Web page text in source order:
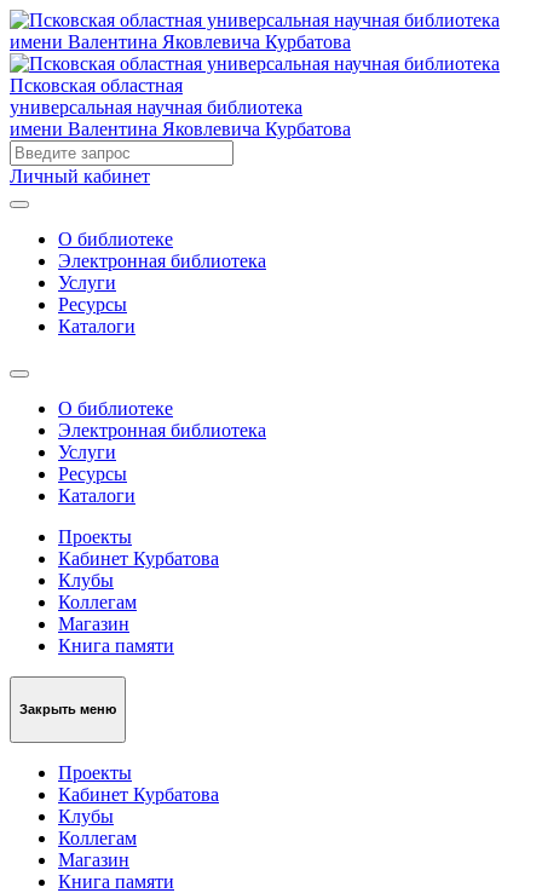
Псковская областная
универсальная научная библиотека
имени Валентина Яковлевича Курбатова
Личный кабинет
О библиотеке
Электронная библиотека
Услуги
Ресурсы
Каталоги
О библиотеке
Электронная библиотека
Услуги
Ресурсы
Каталоги
Проекты
Кабинет Курбатова
Клубы
Коллегам
Магазин
Книга памяти
Закрыть меню
Проекты
Кабинет Курбатова
Клубы
Коллегам
Магазин
Книга памяти